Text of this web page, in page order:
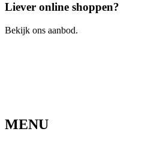
Liever online shoppen?
Bekijk ons aanbod.
MENU